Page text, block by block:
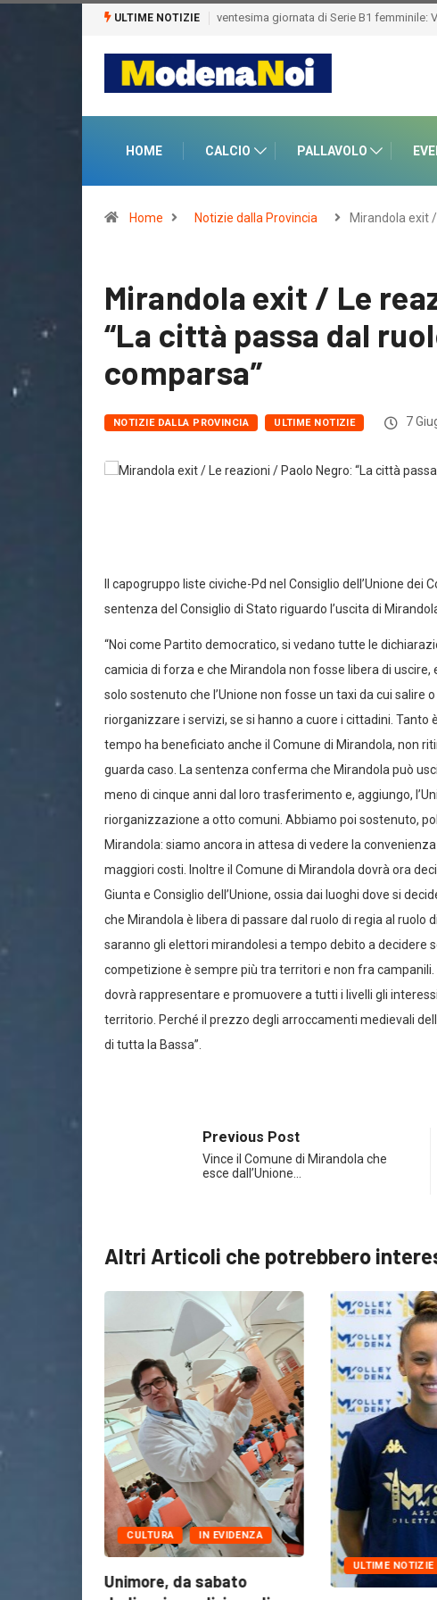
ULTIME NOTIZIE
HOME CALCIO PALLAVOLO
Home Notizie dalla Provincia Mirandola exit /…
Mirandola exit / Le
“La città passa dal
comparsa”
NOTIZIE DALLA PROVINCIA ULTIME NOTIZIE 7
Il capogruppo liste civiche-Pd nel Consiglio dell’Unione dei
sentenza del Consiglio di Stato riguardo l’uscita di
“Noi come Partito democratico, si vedano tutte le
camicia di forza e che Mirandola non fosse libera di
solo sostenuto che l’Unione non fosse un taxi da cui salire
riorganizzare i servizi, se si hanno a cuore i cittadini.
tempo ha beneficiato anche il Comune di Mirandola, non
guarda caso. La sentenza conferma che Mirandola può
meno di cinque anni dal loro trasferimento e, aggiungo,
riorganizzazione a otto comuni. Abbiamo poi sostenuto,
Mirandola: siamo ancora in attesa di vedere la
maggiori costi. Inoltre il Comune di Mirandola dovrà ora
Giunta e Consiglio dell’Unione, ossia dai luoghi dove si
che Mirandola è libera di passare dal ruolo di regia al ruolo
saranno gli elettori mirandolesi a tempo debito a decidere
competizione è sempre più tra territori e non fra
dovrà rappresentare e promuovere a tutti i livelli gli
territorio. Perché il prezzo degli arroccamenti medievali
di tutta la Bassa”.
Previous Post
Vince il Comune di Mirandola che
esce dall’Unione…
Altri Articoli che potrebbero
IN EVIDENZA
da sabato